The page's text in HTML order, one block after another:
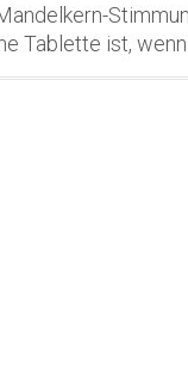
Tablette ist,